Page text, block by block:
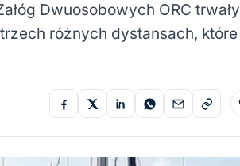
Dwuosobowych ORC trwały
różnych dystansach, które